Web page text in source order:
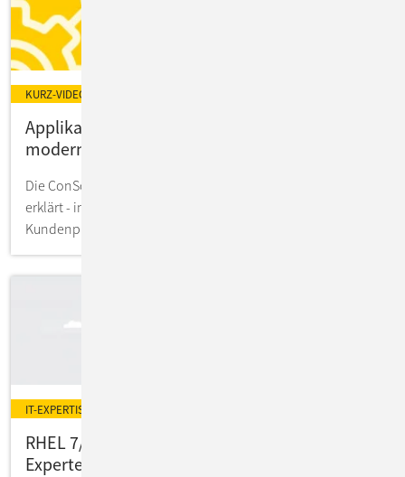
KURZ-VIDEO
Applikations-Landschaft effizient
modernisieren mit Microservices
Die ConSol Microservice Factory kompakt in 4 Minuten
erklärt - inklusive Infos aus erfolgreichen
Kundenprojekten.
IT-EXPERTISE
RHEL 7/8 auf RHEL 9: Migration mit
Expertenbegleitung